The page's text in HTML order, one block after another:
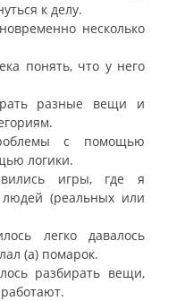
к делу.
несколько
понять, что у него
разные вещи и
с помощью
логики.
игры, где я
людей (реальных или
легко давалось
(а) помарок.
разбирать вещи,